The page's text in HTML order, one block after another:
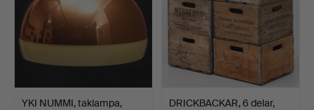
YKI NUMMI, taklampa,
DRICKBACKAR, 6 delar,